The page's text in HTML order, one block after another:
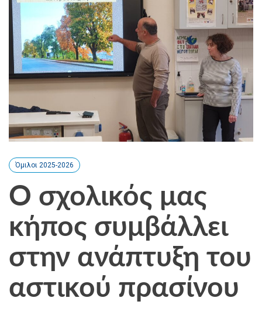
Όμιλοι 2025-2026
Ο σχολικός μας
κήπος συμβάλλει
στην ανάπτυξη του
αστικού πρασίνου